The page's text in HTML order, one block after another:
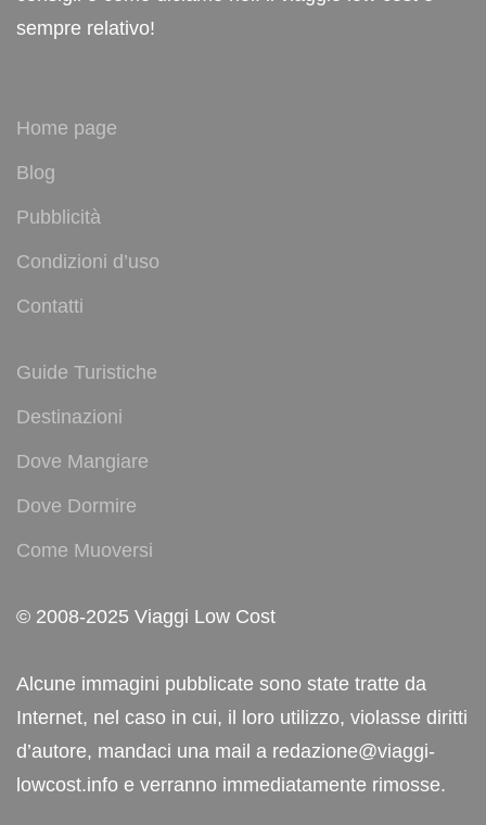
sempre relativo!
Home page
Blog
Pubblicità
Condizioni d’uso
Contatti
Guide Turistiche
Destinazioni
Dove Mangiare
Dove Dormire
Come Muoversi
© 2008-2025 Viaggi Low Cost
Alcune immagini pubblicate sono state tratte da
Internet, nel caso in cui, il loro utilizzo, violasse diritti
d’autore, mandaci una mail a redazione@viaggi-
lowcost.info e verranno immediatamente rimosse.